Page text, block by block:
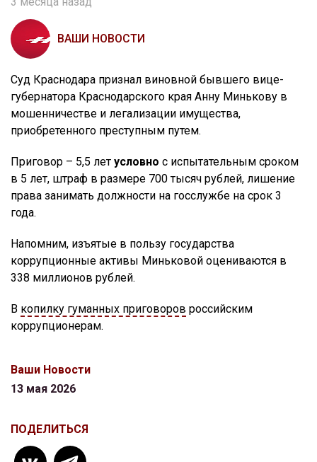
ВАШИ НОВОСТИ
Суд Краснодара признал виновной бывшего вице-
губернатора Краснодарского края Анну Минькову в
мошенничестве и легализации имущества,
приобретенного преступным путем.
Приговор – 5,5 лет условно с испытательным сроком
в 5 лет, штраф в размере 700 тысяч рублей, лишение
права занимать должности на госслужбе на срок 3
года.
Напомним, изъятые в пользу государства
коррупционные активы Миньковой оцениваются в
338 миллионов рублей.
В копилку гуманных приговоров российским
коррупционерам.
Ваши Новости
13 мая 2026
ПОДЕЛИТЬСЯ